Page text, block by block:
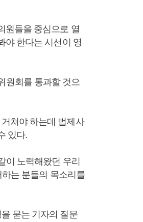
원들을 중심으로 열
야 한다는 시선이 영
원회를 통과할 것으
쳐야 하는데 법제사
있다.
이 노력해왔던 우리
는 분들의 목소리를
묻는 기자의 질문